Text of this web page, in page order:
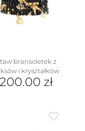
bransoletek z
i kryształków
zł